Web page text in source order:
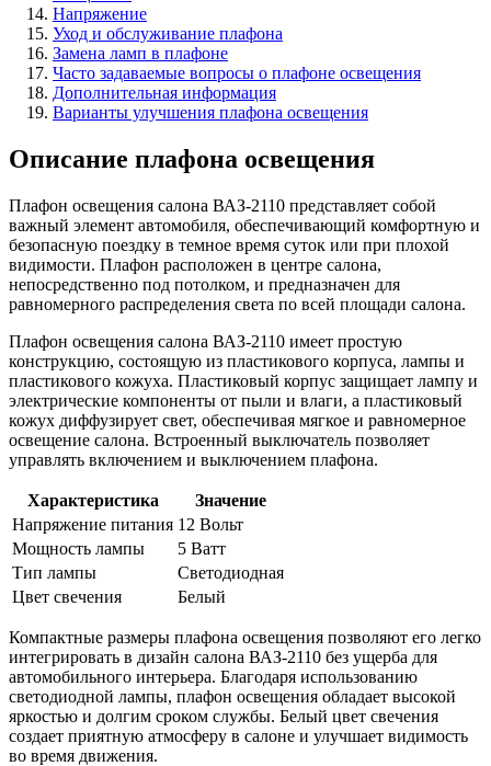
Напряжение
Уход и обслуживание плафона
Замена ламп в плафоне
Часто задаваемые вопросы о плафоне освещения
Дополнительная информация
Варианты улучшения плафона освещения
Описание плафона освещения
Плафон освещения салона ВАЗ-2110 представляет собой
важный элемент автомобиля, обеспечивающий комфортную и
безопасную поездку в темное время суток или при плохой
видимости. Плафон расположен в центре салона,
непосредственно под потолком, и предназначен для
равномерного распределения света по всей площади салона.
Плафон освещения салона ВАЗ-2110 имеет простую
конструкцию, состоящую из пластикового корпуса, лампы и
пластикового кожуха. Пластиковый корпус защищает лампу и
электрические компоненты от пыли и влаги, а пластиковый
кожух диффузирует свет, обеспечивая мягкое и равномерное
освещение салона. Встроенный выключатель позволяет
управлять включением и выключением плафона.
Характеристика
Значение
Напряжение питания 12 Вольт
Мощность лампы
5 Ватт
Тип лампы
Светодиодная
Цвет свечения
Белый
Компактные размеры плафона освещения позволяют его легко
интегрировать в дизайн салона ВАЗ-2110 без ущерба для
автомобильного интерьера. Благодаря использованию
светодиодной лампы, плафон освещения обладает высокой
яркостью и долгим сроком службы. Белый цвет свечения
создает приятную атмосферу в салоне и улучшает видимость
во время движения.